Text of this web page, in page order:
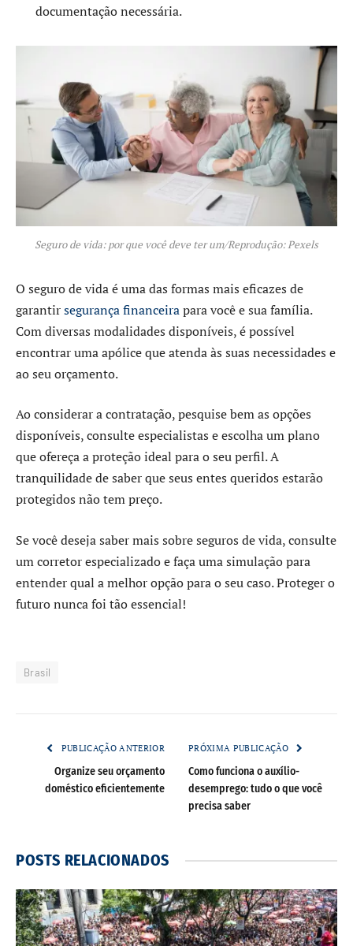
documentação necessária.
Seguro de vida: por que você deve ter um/Reprodução: Pexels
O seguro de vida é uma das formas mais eficazes de
garantirsegurança financeirapara você e sua família.
Com diversas modalidades disponíveis, é possível
encontrar uma apólice que atenda às suas necessidades e
ao seu orçamento.
Ao considerar a contratação, pesquise bem as opções
disponíveis, consulte especialistas e escolha um plano
que ofereça a proteção ideal para o seu perfil. A
tranquilidade de saber que seus entes queridos estarão
protegidos não tem preço.
Se você deseja saber mais sobre seguros de vida, consulte
um corretor especializado e faça uma simulação para
entender qual a melhor opção para o seu caso. Proteger o
futuro nunca foi tão essencial!
Brasil
PUBLICAÇÃO ANTERIOR
Organize seu orçamento
doméstico eficientemente
PRÓXIMA PUBLICAÇÃO
Como funciona o auxílio-
desemprego: tudo o que você
precisa saber
POSTS RELACIONADOS